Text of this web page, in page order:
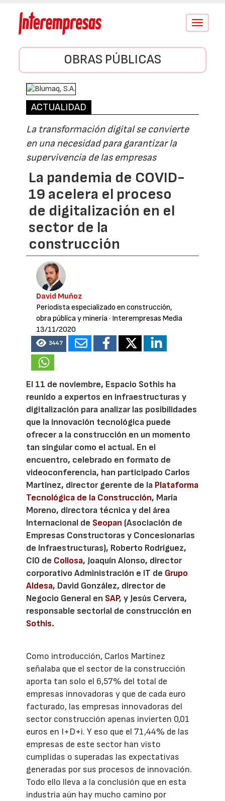
Conmutar
OBRAS PÚBLICAS
ACTUALIDAD
La transformación digital se convierte
en una necesidad para garantizar la
supervivencia de las empresas
La pandemia de COVID-
19 acelera el proceso
de digitalización en el
sector de la
construcción
David Muñoz
Periodista especializado en construcción,
obra pública y minería· Interempresas Media
13/11/2020
3447
El 11 de noviembre, Espacio Sothis ha
reunido a expertos en infraestructuras y
digitalización para analizar las posibilidades
que la innovación tecnológica puede
ofrecer a la construcción en un momento
tan singular como el actual. En el
encuentro, celebrado en formato de
videoconferencia, han participado Carlos
Martínez, director gerente de la Plataforma
Tecnológica de la Construcción, María
Moreno, directora técnica y del área
Internacional de Seopan (Asociación de
Empresas Constructoras y Concesionarias
de Infraestructuras), Roberto Rodríguez,
CIO de Collosa, Joaquín Alonso, director
corporativo Administración e IT de Grupo
Aldesa, David González, director de
Negocio General en SAP, y Jesús Cervera,
responsable sectorial de construcción en
Sothis.
Como introducción, Carlos Martínez
señalaba que el sector de la construcción
aporta tan solo el 6,57% del total de
empresas innovadoras y que de cada euro
facturado, las empresas innovadoras del
sector construcción apenas invierten 0,01
euros en I+D+i. Y eso que el 71,44% de las
empresas de este sector han visto
cumplidas o superadas las expectativas
generadas por sus procesos de innovación.
Todo ello lleva a la conclusión que en esta
industria aún hay mucho camino por